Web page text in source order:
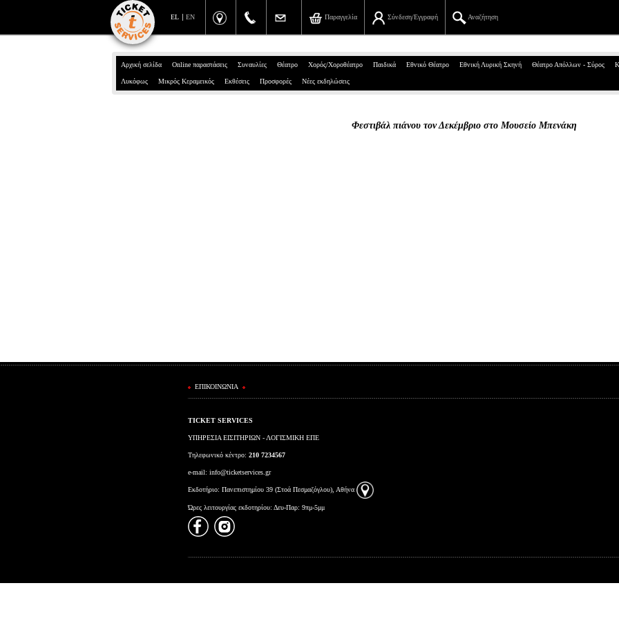
EN
EL Αναζήτηση
Σύνδεση/Εγγραφή
Παραγγελία
Πανεπιστημίου 39, Αθήνα
Αρχική σελίδα Online παραστάσεις Συναυλίες Θέατρο Χορός/Χοροθέατρο Παιδικά Εθνικό Θέατρο Εθνική Λυρική Σκηνή Θέατρο Απόλλων - Σύρος
Λυκόφως Μικρός Κεραμεικός Εκθέσεις Προσφορές Νέες εκδηλώσεις
Φεστιβάλ πιάνου τον Δεκέμβριο στο Μουσείο Μπενάκη
ΕΠΙΚΟΙΝΩΝΙΑ
TICKET SERVICES
ΥΠΗΡΕΣΙΑ ΕΙΣΙΤΗΡΙΩΝ - ΛΟΓΙΣΜΙΚΗ ΕΠΕ
Τηλεφωνικό κέντρο: 210 7234567
e-mail: info@ticketservices.gr
Εκδοτήριο: Πανεπιστημίου 39 (Στοά Πεσμαζόγλου), Αθήνα
Ώρες λειτουργίας εκδοτηρίου: Δευ-Παρ: 9πμ-5μμ